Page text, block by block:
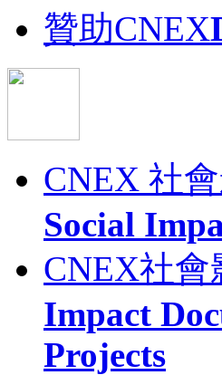
贊助CNEX
CNEX 社
Social
CNEX社
Impact
Projects